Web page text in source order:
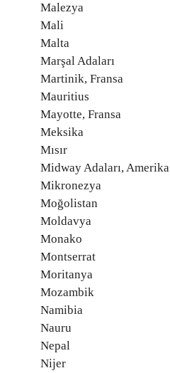
Malezya
Mali
Malta
Marşal Adaları
Martinik, Fransa
Mauritius
Mayotte, Fransa
Meksika
Mısır
Midway Adaları, Amerika
Mikronezya
Moğolistan
Moldavya
Monako
Montserrat
Moritanya
Mozambik
Namibia
Nauru
Nepal
Nijer